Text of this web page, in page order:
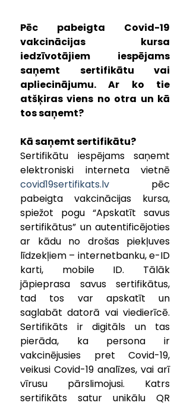
Pēc pabeigta Covid-19
vakcinācijas kursa
iedzīvotājiem iespējams
saņemt sertifikātu vai
apliecinājumu. Ar ko tie
atšķiras viens no otra un kā
tos saņemt?
Kā saņemt sertifikātu?
Sertifikātu iespējams saņemt
covid19sertifikats.lv pēc
pabeigta vakcinācijas kursa,
spiežot pogu “Apskatīt savus
sertifikātus” un autentificējoties
ar kādu no drošas piekļuves
līdzekļiem – internetbanku, e-ID
karti, mobile ID. Tālāk
jāpieprasa savus sertifikātus,
tad tos var apskatīt un
saglabāt datorā vai viedierīcē.
Sertifikāts ir digitāls un tas
pierāda, ka persona ir
vakcinējusies pret Covid-19,
veikusi Covid-19 analīzes, vai arī
vīrusu pārslimojusi. Katrs
sertifikāts satur unikālu QR